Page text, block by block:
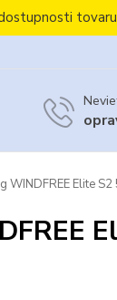
WINDFREE Elite